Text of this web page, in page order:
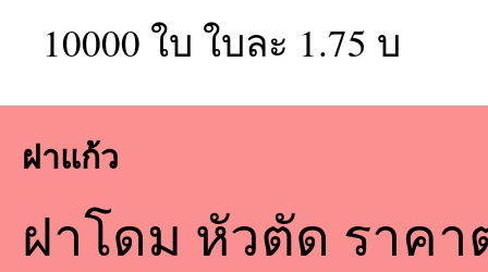
10000 ใบ ใบละ 1.75 บ
ฝาแก้ว
ฝาโดม หัวตัด ราค